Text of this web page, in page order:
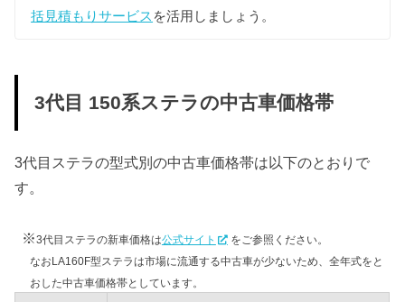
10,570円となります。
燃料と想定実燃費をもとに燃料代を算出していま
LA160F 74,700円
括見積もりサービス を活用しましょう。
3代目 150系ステラの中古車価格帯
3代目ステラの型式別の中古車価格帯は以下のとおりで
す。
※3代目ステラの新車価格は公式サイト
をご参照ください。
なおLA160F型ステラは市場に流通する中古車が少ないため、全年式をと
おした中古車価格帯としています。